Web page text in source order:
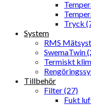
Tryck
System
RMS
SwemaTwin
Termiskt
Tillbehör
Filter (27)
Fukt